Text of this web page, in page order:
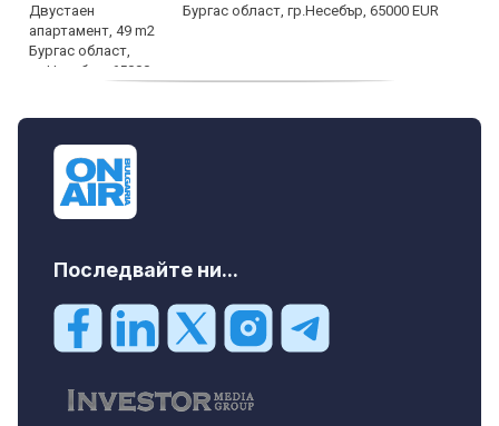
Бургас област, гр.Несебър, 65000 EUR
Последвайте ни...